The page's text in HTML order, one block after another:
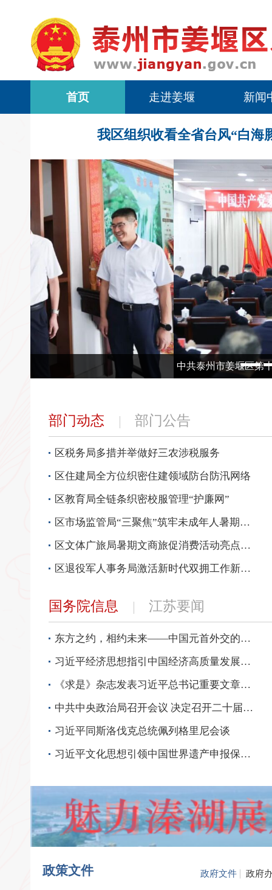
首页 走进姜堰 新闻
我区组织收看全省台风“白海
中共泰州市姜堰区第十四届委员会举行第一次...
部门动态 部门公告
区税务局多措并举做好三农涉税服务
区住建局全方位织密住建领域防台防汛网络
区教育局全链条织密校服管理“护廉网”
区市场监管局“三聚焦”筑牢未成年人暑期消费安全防线
区文体广旅局暑期文商旅促消费活动亮点纷呈
区退役军人事务局激活新时代双拥工作新动能
国务院信息 江苏要闻
东方之约，相约未来——中国元首外交的世界情怀与大国气派
习近平经济思想指引中国经济高质量发展行稳致远
《求是》杂志发表习近平总书记重要文章《加快建设健康中国》
中共中央政治局召开会议 决定召开二十届五中全会 分析研究当前经济形势和经济工作 中共中央总书记习近平主持会议
习近平同斯洛伐克总统佩列格里尼会谈
习近平文化思想引领中国世界遗产申报保护工作壮阔实践
政策文件 政府文件 政府